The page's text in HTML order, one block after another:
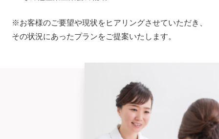
※お客様のご要望や現状をヒアリングさせていただき、
その状況にあったプランをご提案いたします。